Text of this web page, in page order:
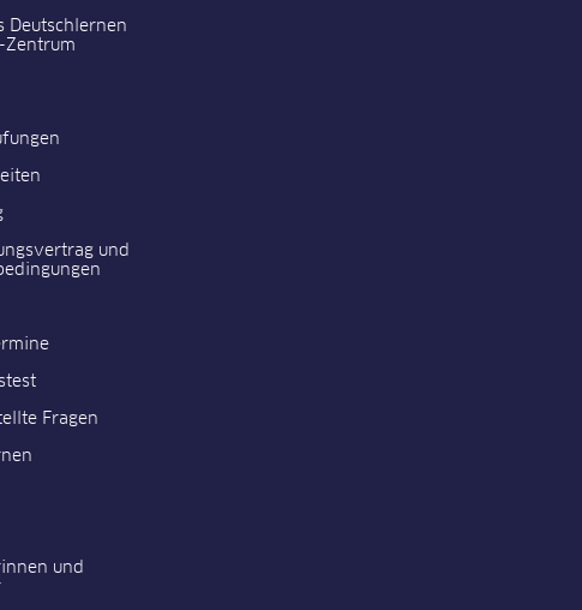
Deutschlernen
Zentrum
und
Fragen
und